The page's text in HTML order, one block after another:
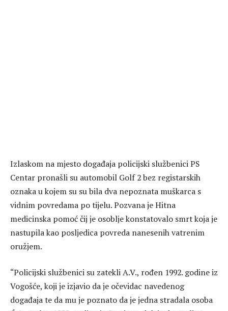
Izlaskom na mjesto događaja policijski službenici PS
Centar pronašli su automobil Golf 2 bez registarskih
oznaka u kojem su su bila dva nepoznata muškarca s
vidnim povredama po tijelu. Pozvana je Hitna
medicinska pomoć čij je osoblje konstatovalo smrt koja je
nastupila kao posljedica povreda nanesenih vatrenim
oružjem.
“Policijski službenici su zatekli A.V., rođen 1992. godine iz
Vogošće, koji je izjavio da je očevidac navedenog
događaja te da mu je poznato da je jedna stradala osoba